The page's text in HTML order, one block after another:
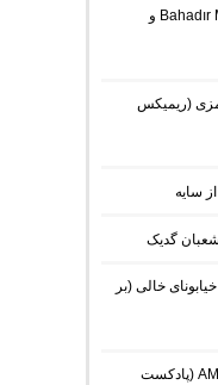
دانلود آهنگ ترکی Kalbine Sor از Bahadır Macit و
2 از احسان رمزی (ریمیکس
سایه
شعبان گدیک
خالی (بر
دانلود ریمیکس AM Beat 16 از دیجی AMB (پادکست